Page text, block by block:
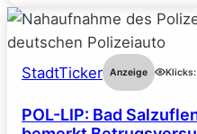
StadtTicker Anzeige Klicks:
POL-LIP: Bad